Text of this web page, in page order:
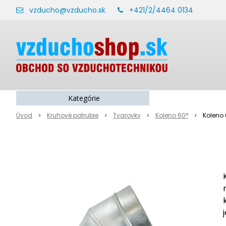
vzducho@vzducho.sk +421/2/4464 0134
Úvod Kruhové potrubie Tvarovky Koleno 60° Koleno
Kategórie